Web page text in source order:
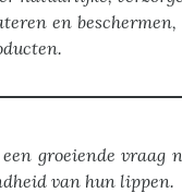
en
groeiende
van hun lippen.